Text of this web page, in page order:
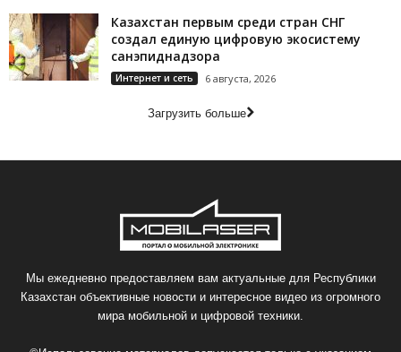
Казахстан первым среди стран СНГ
создал единую цифровую экосистему
санэпиднадзора
Интернет и сеть 6 августа, 2026
Загрузить больше
Мы ежедневно предоставляем вам актуальные для Республики
Казахстан объективные новости и интересное видео из огромного
мира мобильной и цифровой техники.